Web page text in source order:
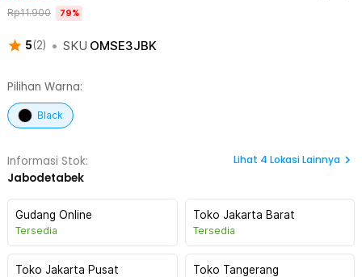
5(2) • SKU OMSE3JBK
Rp11.900 79%
Pilihan Warna:
Black
Informasi Stok:
Jabodetabek
Lihat 4 Lokasi Lainnya
Gudang Online
Tersedia
Toko Jakarta Barat
Tersedia
Toko Jakarta Pusat Toko Tangerang